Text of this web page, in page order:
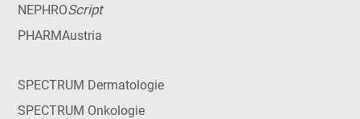
NEPHROScript
PHARMAustria
SPECTRUM Dermatologie
SPECTRUM Onkologie